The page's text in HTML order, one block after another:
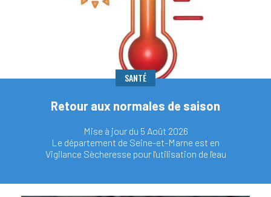
SANTÉ
Retour aux normales de saison
Mise à jour du 5 Août 2026
Le département de Seine-et-Marne est en
Vigilance Sècheresse pour l'utilisation de l'eau